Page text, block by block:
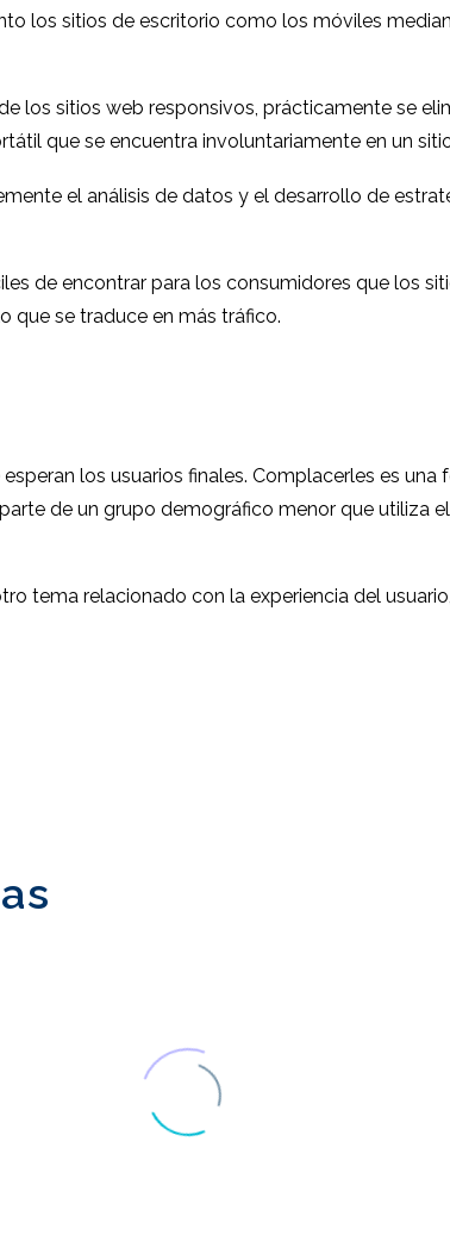
los sitios de escritorio como los móviles
los sitios web responsivos, prácticamente se
que se encuentra involuntariamente en un
el análisis de datos y el desarrollo de
de encontrar para los consumidores que los
que se traduce en más tráfico.
los usuarios finales. Complacerles es
de un grupo demográfico menor que utiliza
tema relacionado con la experiencia del